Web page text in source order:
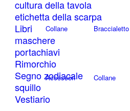
Collane
Accessori
Braccialetto
Collane
pagina
del
prodotto
cultura della tavola
etichetta della scarpa
Libri
maschere
portachiavi
Rimorchio
Segno zodiacale
squillo
Vestiario